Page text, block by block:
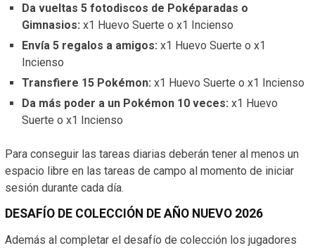
Da vueltas 5 fotodiscos de Poképaradas o
Gimnasios: x1 Huevo Suerte o x1 Incienso
Envía 5 regalos a amigos: x1 Huevo Suerte o x1
Incienso
Transfiere 15 Pokémon: x1 Huevo Suerte o x1 Incienso
Da más poder a un Pokémon 10 veces: x1 Huevo
Suerte o x1 Incienso
Para conseguir las tareas diarias deberán tener al menos un
espacio libre en las tareas de campo al momento de iniciar
sesión durante cada día.
DESAFÍO DE COLECCIÓN DE AÑO NUEVO 2026
Además al completar el desafío de colección los jugadores